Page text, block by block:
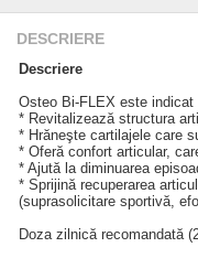
DESCRIERE
Descriere
Osteo Bi-FLEX este
* Revitalizează structura
* Hrăneşte cartilajele care
* Oferă confort articular,
* Ajută la diminuarea
* Sprijină recuperarea
(suprasolicitare sportivă,
Doza zilnică recomandată